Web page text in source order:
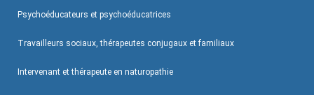
Psychoéducateurs et psychoéducatrices
Travailleurs sociaux, thérapeutes conjugaux et familiaux
Intervenant et thérapeute en naturopathie